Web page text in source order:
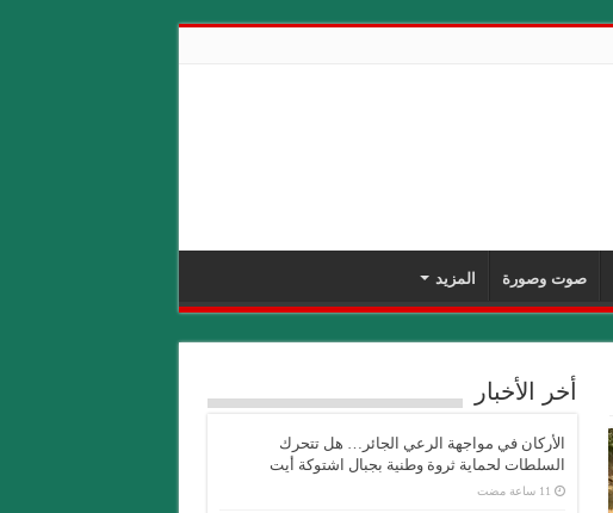
صوت وصورة المزيد
أخر الأخبار
الأركان في مواجهة الرعي الجائر… هل تتحرك
السلطات لحماية ثروة وطنية بجبال اشتوكة أيت